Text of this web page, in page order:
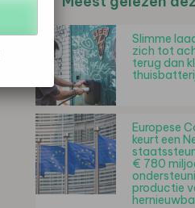
Slimme
zich tot
terug dan
Europese
keurt een
€ 780
productie